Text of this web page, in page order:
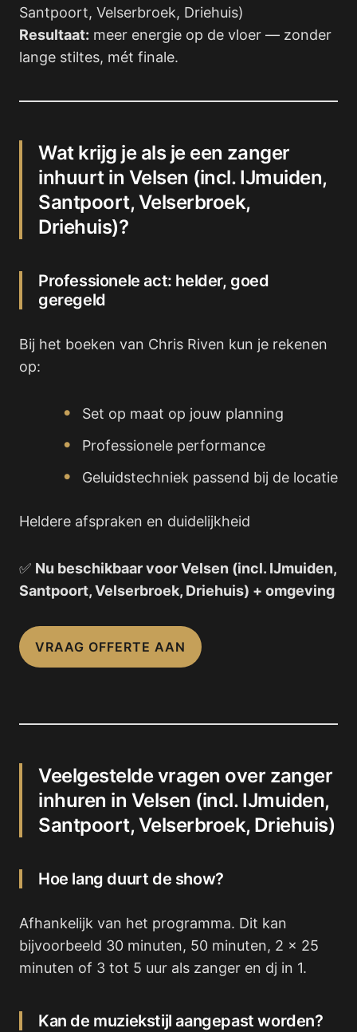
Santpoort, Velserbroek, Driehuis)
Resultaat: meer energie op de vloer — zonder
lange stiltes, mét finale.
Wat krijg je als je een zanger
inhuurt in Velsen (incl. IJmuiden,
Santpoort, Velserbroek,
Driehuis)?
Professionele act: helder, goed
geregeld
Bij het boeken van Chris Riven kun je rekenen
op:
Set op maat op jouw planning
Professionele performance
Geluidstechniek passend bij de locatie
Heldere afspraken en duidelijkheid
✅ Nu beschikbaar voor Velsen (incl. IJmuiden,
Santpoort, Velserbroek, Driehuis) + omgeving
VRAAG OFFERTE AAN
Veelgestelde vragen over zanger
inhuren in Velsen (incl. IJmuiden,
Santpoort, Velserbroek, Driehuis)
Hoe lang duurt de show?
Afhankelijk van het programma. Dit kan
bijvoorbeeld 30 minuten, 50 minuten, 2 x 25
minuten of 3 tot 5 uur als zanger en dj in 1.
Kan de muziekstijl aangepast worden?